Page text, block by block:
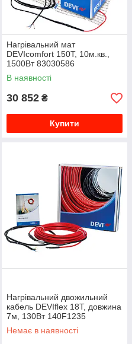
Нагрівальний мат
DEVIcomfort 150T, 10м.кв.,
1500Вт 83030586
В наявності
30 852 ₴
Купити
Нагрівальний двожильний
кабель DEVIflex 18T, довжина
7м, 130Вт 140F1235
Немає в наявності